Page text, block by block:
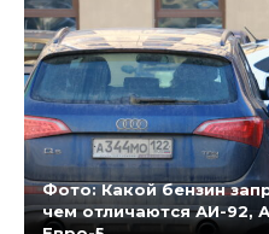
Фото: Какой бензин
чем отличаются АИ-92,